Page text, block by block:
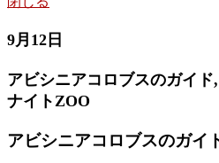
9月12日
アビシニアコロブスのガイド,
ナイトZOO
アビシニアコロブスのガイ